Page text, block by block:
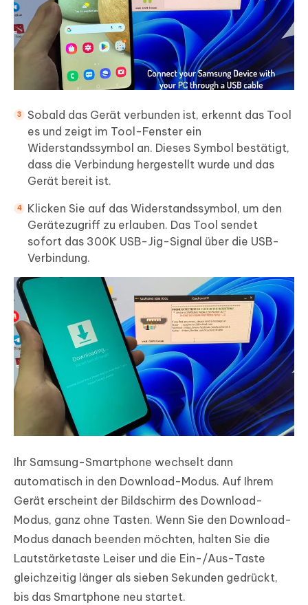
Sobald das Gerät verbunden ist, erkennt das Tool
es und zeigt im Tool-Fenster ein
Widerstandssymbol an. Dieses Symbol bestätigt,
dass die Verbindung hergestellt wurde und das
Gerät bereit ist.
Klicken Sie auf das Widerstandssymbol, um den
Gerätezugriff zu erlauben. Das Tool sendet
sofort das 300K USB-Jig-Signal über die USB-
Verbindung.
Ihr Samsung-Smartphone wechselt dann
automatisch in den Download-Modus. Auf Ihrem
Gerät erscheint der Bildschirm des Download-
Modus, ganz ohne Tasten. Wenn Sie den Download-
Modus danach beenden möchten, halten Sie die
Lautstärketaste Leiser und die Ein-/Aus-Taste
gleichzeitig länger als sieben Sekunden gedrückt,
bis das Smartphone neu startet.